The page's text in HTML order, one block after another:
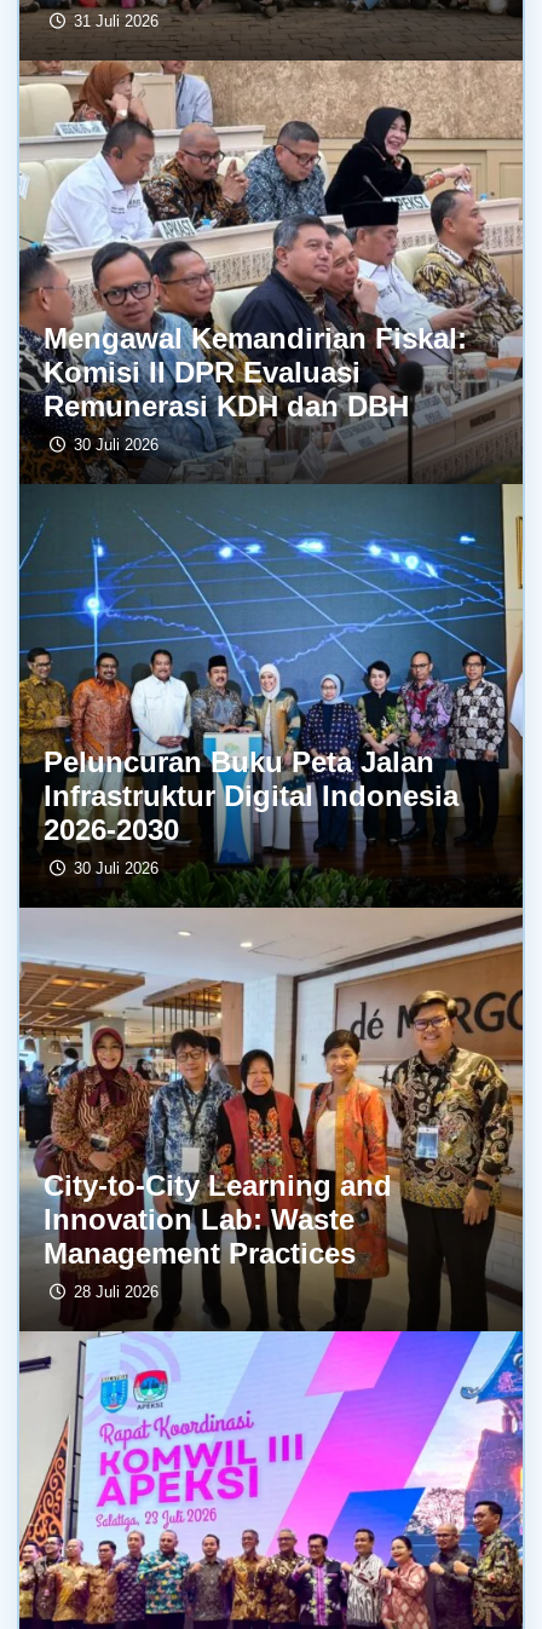
31 Juli 2026
Mengawal Kemandirian Fiskal:
Komisi II DPR Evaluasi
Remunerasi KDH dan DBH
30 Juli 2026
Peluncuran Buku Peta Jalan
Infrastruktur Digital Indonesia
2026-2030
30 Juli 2026
City-to-City Learning and
Innovation Lab: Waste
Management Practices
28 Juli 2026